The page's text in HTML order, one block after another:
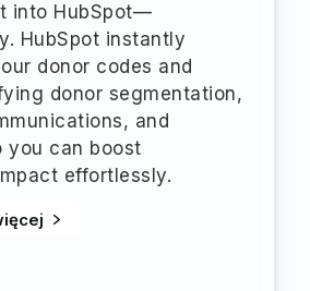
into HubSpot—
HubSpot instantly
donor codes and
donor segmentation,
and
you can boost
effortlessly.